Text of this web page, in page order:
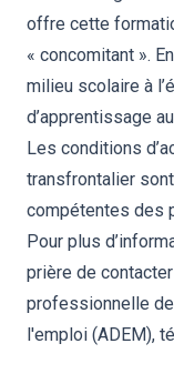
offre cette
« concomitant ».
milieu scolaire à
d’apprentissage
Les conditions
transfrontalier
compétentes des
Pour plus
prière de
professionnelle
l'emploi (ADEM),